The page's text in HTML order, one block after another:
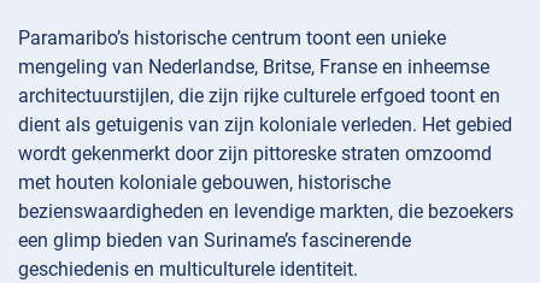
Paramaribo’s historische centrum toont een unieke
mengeling van Nederlandse, Britse, Franse en inheemse
architectuurstijlen, die zijn rijke culturele erfgoed toont en
dient als getuigenis van zijn koloniale verleden. Het gebied
wordt gekenmerkt door zijn pittoreske straten omzoomd
met houten koloniale gebouwen, historische
bezienswaardigheden en levendige markten, die bezoekers
een glimp bieden van Suriname’s fascinerende
geschiedenis en multiculturele identiteit.